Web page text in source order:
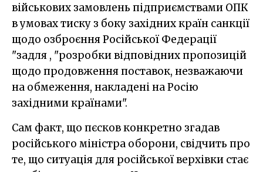
військових замовлень підприємствами ОПК
в умовах тиску з боку західних країн санкції
щодо озброєння Російської Федерації
"задля , "розробки відповідних пропозицій
щодо продовження поставок, незважаючи
на обмеження, накладені на Росію
західними країнами".
Сам факт, що пєсков конкретно згадав
російського міністра оборони, свідчить про
те, що ситуація для російської верхівки стає